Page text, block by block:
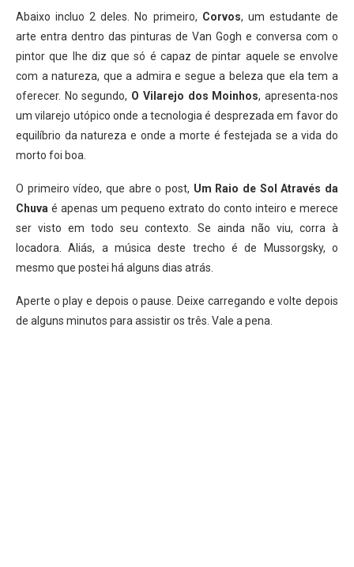
Abaixo incluo 2 deles. No primeiro, Corvos, um estudante de
arte entra dentro das pinturas de Van Gogh e conversa com o
pintor que lhe diz que só é capaz de pintar aquele se envolve
com a natureza, que a admira e segue a beleza que ela tem a
oferecer. No segundo, O Vilarejo dos Moinhos, apresenta-nos
um vilarejo utópico onde a tecnologia é desprezada em favor do
equilíbrio da natureza e onde a morte é festejada se a vida do
morto foi boa.
O primeiro vídeo, que abre o post, Um Raio de Sol Através da
Chuva é apenas um pequeno extrato do conto inteiro e merece
ser visto em todo seu contexto. Se ainda não viu, corra à
locadora. Aliás, a música deste trecho é de Mussorgsky, o
mesmo que postei há alguns dias atrás.
Aperte o play e depois o pause. Deixe carregando e volte depois
de alguns minutos para assistir os três. Vale a pena.